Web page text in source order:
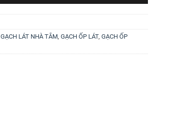
GẠCH LÁT NHÀ TẮM, GẠCH ỐP LÁT, GẠCH ỐP